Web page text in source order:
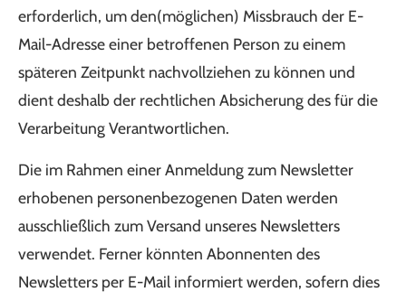
erforderlich, um den(möglichen) Missbrauch der E-
Mail-Adresse einer betroffenen Person zu einem
späteren Zeitpunkt nachvollziehen zu können und
dient deshalb der rechtlichen Absicherung des für die
Verarbeitung Verantwortlichen.
Die im Rahmen einer Anmeldung zum Newsletter
erhobenen personenbezogenen Daten werden
ausschließlich zum Versand unseres Newsletters
verwendet. Ferner könnten Abonnenten des
Newsletters per E-Mail informiert werden, sofern dies